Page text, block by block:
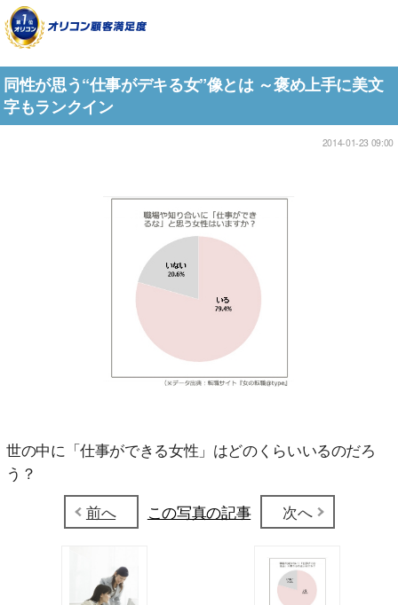
同性が思う“仕事がデキる女”像とは ～褒め上手に美文
字もランクイン
2014-01-23 09:00
世の中に「仕事ができる女性」はどのくらいいるのだろ
う？
前へ
この写真の記事 次へ